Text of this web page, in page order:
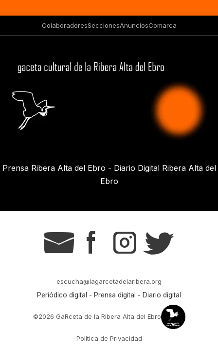
ColaboradoresSeccionesAnunciosComarca
Prensa Ribera Alta del Ebro - Diario Digital Ribera Alta del
Ebro
g s t r
escucha@lagarcetadelaribera.org
Periódico digital - Prensa digital - Diario digital
©2026 GaRceta de la Ribera Alta del Ebro
Política de Privacidad